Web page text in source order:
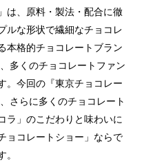
は、原料・製法・配合に徹
ルな形状で繊細なチョコレ
本格的チョコレートブラン
多くのチョコレートファン
。今回の『東京チョコレー
さらに多くのチョコレート
ラ」のこだわりと味わいに
ョコレートショー」ならで